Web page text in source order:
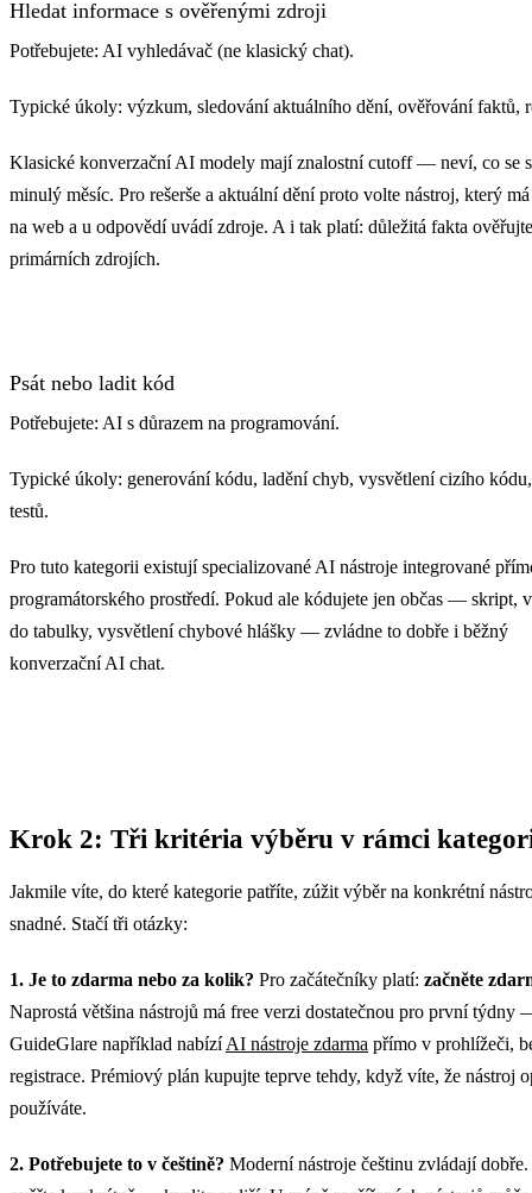
Hledat informace s ověřenými zdroji
Potřebujete: AI vyhledávač (ne klasický chat).
Typické úkoly: výzkum, sledování aktuálního dění, ověřování faktů,
Klasické konverzační AI modely mají znalostní cutoff — neví, co se
minulý měsíc. Pro rešerše a aktuální dění proto volte nástroj, který
na web a u odpovědí uvádí zdroje. A i tak platí: důležitá fakta
primárních zdrojích.
Psát nebo ladit kód
Potřebujete: AI s důrazem na programování.
Typické úkoly: generování kódu, ladění chyb, vysvětlení cizího
testů.
Pro tuto kategorii existují specializované AI nástroje integrované
programátorského prostředí. Pokud ale kódujete jen občas — skript,
do tabulky, vysvětlení chybové hlášky — zvládne to dobře i běžný
konverzační AI chat.
Krok 2: Tři kritéria výběru v rámci
Jakmile víte, do které kategorie patříte, zúžit výběr na konkrétní
snadné. Stačí tři otázky:
1. Je to zdarma nebo za kolik? Pro začátečníky platí: začněte
Naprostá většina nástrojů má free verzi dostatečnou pro první týdny
GuideGlare například nabízíAI nástroje zdarma přímo v prohlížeči,
registrace. Prémiový plán kupujte teprve tehdy, když víte, že nástroj
používáte.
2. Potřebujete to v češtině? Moderní nástroje češtinu zvládají